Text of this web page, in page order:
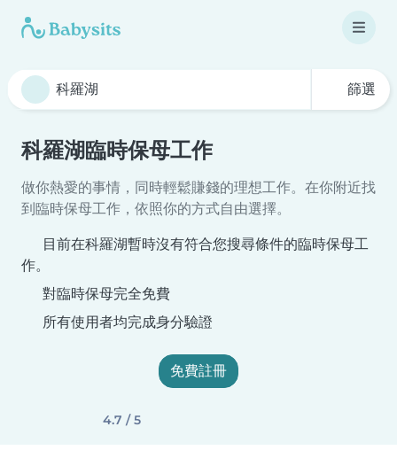
篩選
科羅湖臨時保母工作
做你熱愛的事情，同時輕鬆賺錢的理想工作。在你附近找
到臨時保母工作，依照你的方式自由選擇。
目前在科羅湖暫時沒有符合您搜尋條件的臨時保母工
作。
對臨時保母完全免費
所有使用者均完成身分驗證
免費註冊
4.7 / 5